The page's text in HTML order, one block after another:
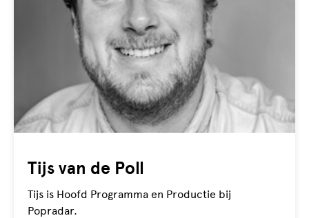
Tijs van de Poll
Tijs is Hoofd Programma en Productie bij
Popradar.